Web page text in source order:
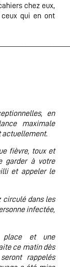
chez eux,
ceux qui en ont
en
maximale
actuellement.
fièvre, toux et
garder à votre
et appeler le
circulé dans les
infectée,
place et une
ce matin dès
rappelés